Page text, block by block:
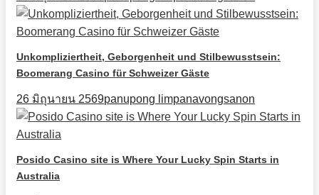
Unkompliziertheit, Geborgenheit und Stilbewusstsein:
Boomerang Casino für Schweizer Gäste
26 มิถุนายน 2569panupong limpanavongsanon
Posido Casino site is Where Your Lucky Spin Starts in
Australia